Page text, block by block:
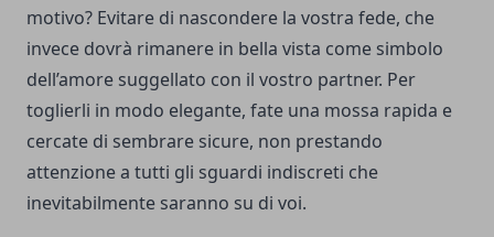
motivo? Evitare di nascondere la vostra fede, che
invece dovrà rimanere in bella vista come simbolo
dell’amore suggellato con il vostro partner. Per
toglierli in modo elegante, fate una mossa rapida e
cercate di sembrare sicure, non prestando
attenzione a tutti gli sguardi indiscreti che
inevitabilmente saranno su di voi.